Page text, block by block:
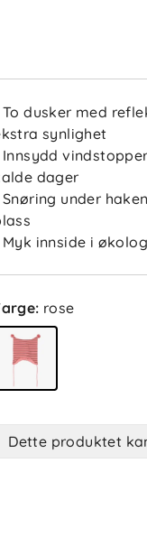
To dusker med
synlighet
Innsydd
dager
Snøring under
Myk innside i
: rose
Dette produktet